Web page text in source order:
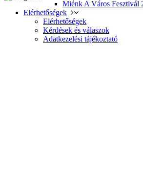
Miénk A Város Fesztivál
Elérhetőségek
Elérhetőségek
Kérdések és válaszok
Adatkezelési tájékoztató